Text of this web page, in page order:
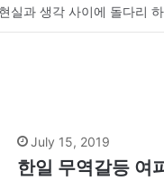
July 15, 2019
한일 무역갈등 여